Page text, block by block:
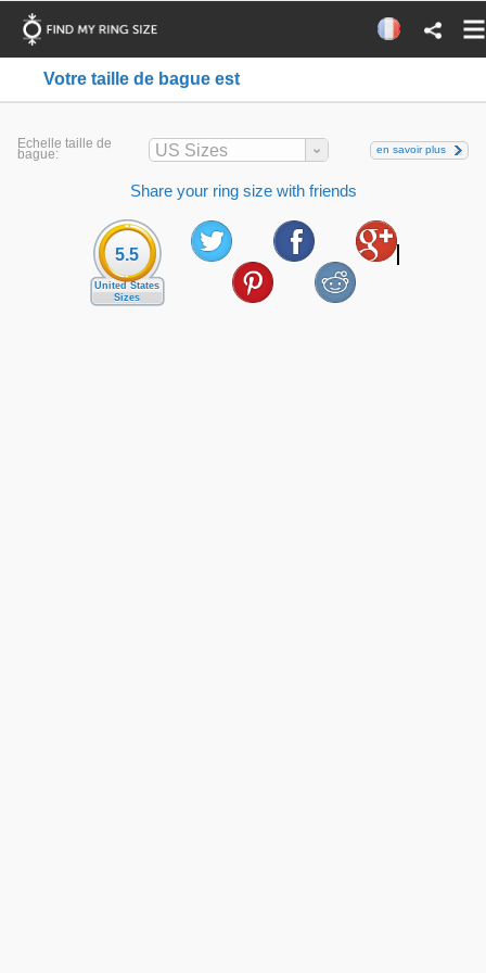
Votre taille de bague est
Echelle taille de
bague: US Sizes en savoir plus
Share your ring size with friends
5.5
United States
Sizes